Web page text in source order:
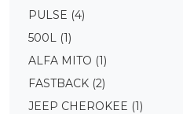
PULSE (4)
500L (1)
ALFA MITO (1)
FASTBACK (2)
JEEP CHEROKEE (1)